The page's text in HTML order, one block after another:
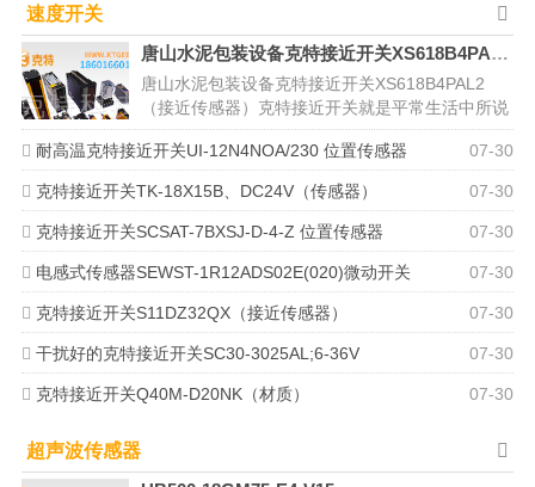
速度开关
唐山水泥包装设备克特接近开关XS618B4PAL2（接近传感器）
唐山水泥包装设备克特接近开关XS618B4PAL2
（接近传感器）克特接近开关就是平常生活中所说
的感应开关，是种非常的开关...
07-30
耐高温克特接近开关UI-12N4NOA/230 位置传感器
07-30
克特接近开关TK-18X15B、DC24V（传感器）
07-30
克特接近开关SCSAT-7BXSJ-D-4-Z 位置传感器
07-30
电感式传感器SEWST-1R12ADS02E(020)微动开关
07-30
克特接近开关S11DZ32QX（接近传感器）
07-30
干扰好的克特接近开关SC30-3025AL;6-36V
07-30
克特接近开关Q40M-D20NK（材质）
超声波传感器